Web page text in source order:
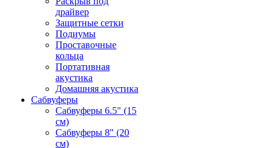
драйвер
Защитные сетки
Подиумы
Проставочные
кольца
Портативная
акустика
Домашняя акустика
Сабвуферы
Сабвуферы 6.5" (15
см)
Сабвуферы 8" (20
см)